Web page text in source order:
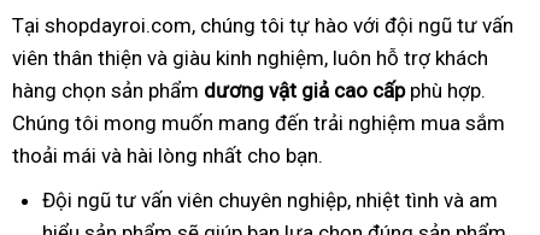
Tại shopdayroi.com, chúng tôi tự hào với đội ngũ tư vấn
viên thân thiện và giàu kinh nghiệm, luôn hỗ trợ khách
hàng chọn sản phẩm dương vật giả cao cấpphù hợp.
Chúng tôi mong muốn mang đến trải nghiệm mua sắm
thoải mái và hài lòng nhất cho bạn.
Đội ngũ tư vấn viên chuyên nghiệp, nhiệt tình và am